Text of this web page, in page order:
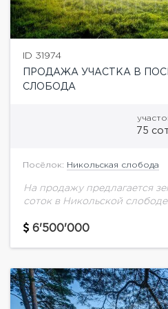
ID 31974
ПРОДАЖА УЧАСТКА В
СЛОБОДА
75
Посёлок: Никольская слобода
На продажу предлагается
соток в Никольской
6'500'000